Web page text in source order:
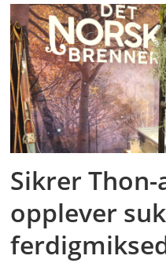
Sikrer
opplever